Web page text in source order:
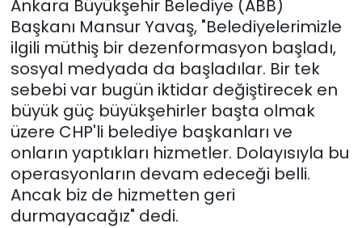
Ankara Büyükşehir Belediye (ABB)
Başkanı Mansur Yavaş, "Belediyelerimizle
ilgili müthiş bir dezenformasyon başladı,
sosyal medyada da başladılar. Bir tek
sebebi var bugün iktidar değiştirecek en
büyük güç büyükşehirler başta olmak
üzere CHP'li belediye başkanları ve
onların yaptıkları hizmetler. Dolayısıyla bu
operasyonların devam edeceği belli.
Ancak biz de hizmetten geri
durmayacağız" dedi.